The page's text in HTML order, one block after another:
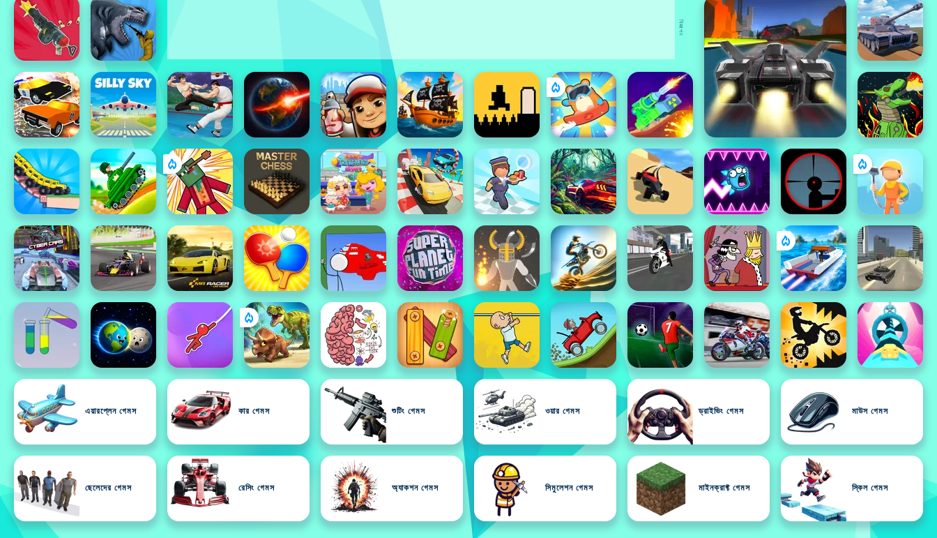
এয়ারপ্লেন গেমস কার গেমস শুটিং গেমস ওয়ার গেমস ড্রাইভিং গেমস মাউস গেমস
ছেলেদের গেমস রেসিং গেমস অ্যাকশন গেমস সিমুলেশন গেমস মাইনক্রাফ্ট গেমস স্কিল গেমস
বিজ্ঞাপন